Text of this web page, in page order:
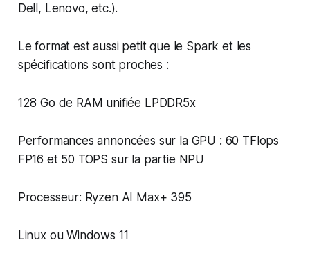
Dell, Lenovo, etc.).
Le format est aussi petit que le Spark et les
spécifications sont proches :
128 Go de RAM unifiée LPDDR5x
Performances annoncées sur la GPU : 60 TFlops
FP16 et 50 TOPS sur la partie NPU
Processeur: Ryzen AI Max+ 395
Linux ou Windows 11